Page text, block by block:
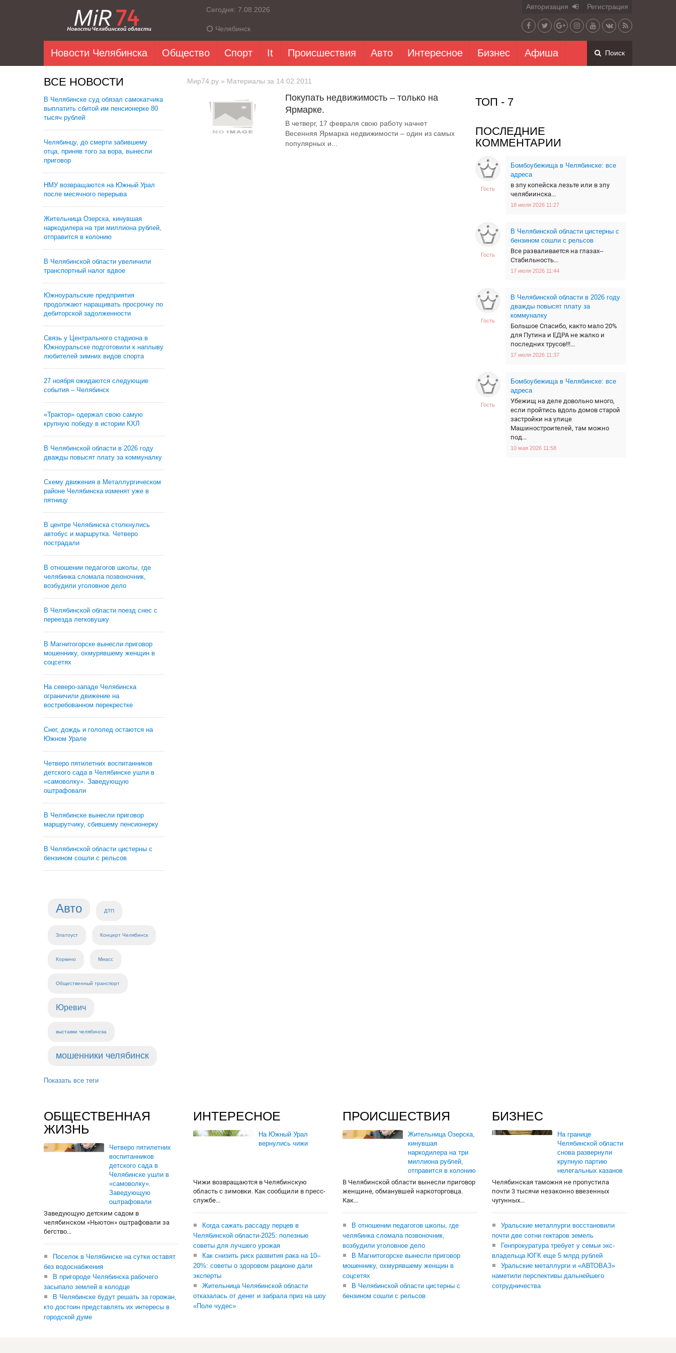
Сегодня: 7.08.2026
Челябинск
Авторизация Регистрация
Новости Челябинска Общество Спорт It Происшествия Авто Интересное Бизнес Афиша Поиск
ВСЕ НОВОСТИ
В Челябинске суд обязал самокатчика
выплатить сбитой им пенсионерке 80
тысяч рублей
Челябинцу, до смерти забившему
отца, приняв того за вора, вынесли
приговор
НМУ возвращаются на Южный Урал
после месячного перерыва
Жительница Озерска, кинувшая
наркодилера на три миллиона рублей,
отправится в колонию
В Челябинской области увеличили
транспортный налог вдвое
Южноуральские предприятия
продолжают наращивать просрочку по
дебиторской задолженности
Связь у Центрального стадиона в
Южноуральске подготовили к наплыву
любителей зимних видов спорта
27 ноября ожидаются следующие
события – Челябинск
«Трактор» одержал свою самую
крупную победу в истории КХЛ
В Челябинской области в 2026 году
дважды повысят плату за коммуналку
Схему движения в Металлургическом
районе Челябинска изменят уже в
пятницу
В центре Челябинска столкнулись
автобус и маршрутка. Четверо
пострадали
В отношении педагогов школы, где
челябинка сломала позвоночник,
возбудили уголовное дело
В Челябинской области поезд снес с
переезда легковушку
В Магнитогорске вынесли приговор
мошеннику, охмурявшему женщин в
соцсетях
На северо-западе Челябинска
ограничили движение на
востребованном перекрестке
Снег, дождь и гололед остаются на
Южном Урале
Четверо пятилетних воспитанников
детского сада в Челябинске ушли в
«самоволку». Заведующую
оштрафовали
В Челябинске вынесли приговор
маршрутчику, сбившему пенсионерку
В Челябинской области цистерны с
бензином сошли с рельсов
Авто ДТП
Златоуст Концерт Челябинск
Коркино Миасс
Общественный транспорт
Юревич
выставки челябинска
мошенники челябинск
Показать все теги
ТОП - 7
ПОСЛЕДНИЕ
КОММЕНТАРИИ
Гость
Бомбоубежища в Челябинске: все
адреса
в зпу копейска лезьте или в зпу
челябиинска...
18 июля 2026 11:27
Гость
В Челябинской области цистерны с
бензином сошли с рельсов
Все разваливается на глазах--
Стабильность...
17 июля 2026 11:44
Гость
В Челябинской области в 2026 году
дважды повысят плату за
коммуналку
Большое Спасибо, както мало 20%
для Путина и ЕДРА не жалко и
последних трусов!!!...
17 июля 2026 11:37
Гость
Бомбоубежища в Челябинске: все
адреса
Убежищ на деле довольно много,
если пройтись вдоль домов старой
застройки на улице
Машиностроителей, там можно
под...
10 мая 2026 11:58
Мир74.ру » Материалы за 14.02.2011
Покупать недвижимость – только на
Ярмарке.
В четверг, 17 февраля свою работу начнет
Весенняя Ярмарка недвижимости – один из самых
популярных и...
ОБЩЕСТВЕННАЯ
ЖИЗНЬ
Четверо пятилетних
воспитанников
детского сада в
Челябинске ушли в
«самоволку».
Заведующую
оштрафовали
Заведующую детским садом в
челябинском «Ньютон» оштрафовали за
бегство...
Поселок в Челябинске на сутки оставят
без водоснабжения
В пригороде Челябинска рабочего
засыпало землей в колодце
В Челябинске будут решать за горожан,
кто достоин представлять их интересы в
городской думе
ИНТЕРЕСНОЕ
На Южный Урал
вернулись чижи
Чижи возвращаются в Челябинскую
область с зимовки. Как сообщили в пресс-
службе...
Когда сажать рассаду перцев в
Челябинской области-2025: полезные
советы для лучшего урожая
Как снизить риск развития рака на 10–
20%: советы о здоровом рационе дали
эксперты
Жительница Челябинской области
отказалась от денег и забрала приз на шоу
«Поле чудес»
ПРОИСШЕСТВИЯ
Жительница Озерска,
кинувшая
наркодилера на три
миллиона рублей,
отправится в колонию
В Челябинской области вынесли приговор
женщине, обманувшей наркоторговца.
Как...
В отношении педагогов школы, где
челябинка сломала позвоночник,
возбудили уголовное дело
В Магнитогорске вынесли приговор
мошеннику, охмурявшему женщин в
соцсетях
В Челябинской области цистерны с
бензином сошли с рельсов
БИЗНЕС
На границе
Челябинской области
снова развернули
крупную партию
нелегальных казанов
Челябинская таможня не пропустила
почти 3 тысячи незаконно ввезенных
чугунных...
Уральские металлурги восстановили
почти две сотни гектаров земель
Генпрокуратура требует у семьи экс-
владельца ЮГК еще 5 млрд рублей
Уральские металлурги и «АВТОВАЗ»
наметили перспективы дальнейшего
сотрудничества